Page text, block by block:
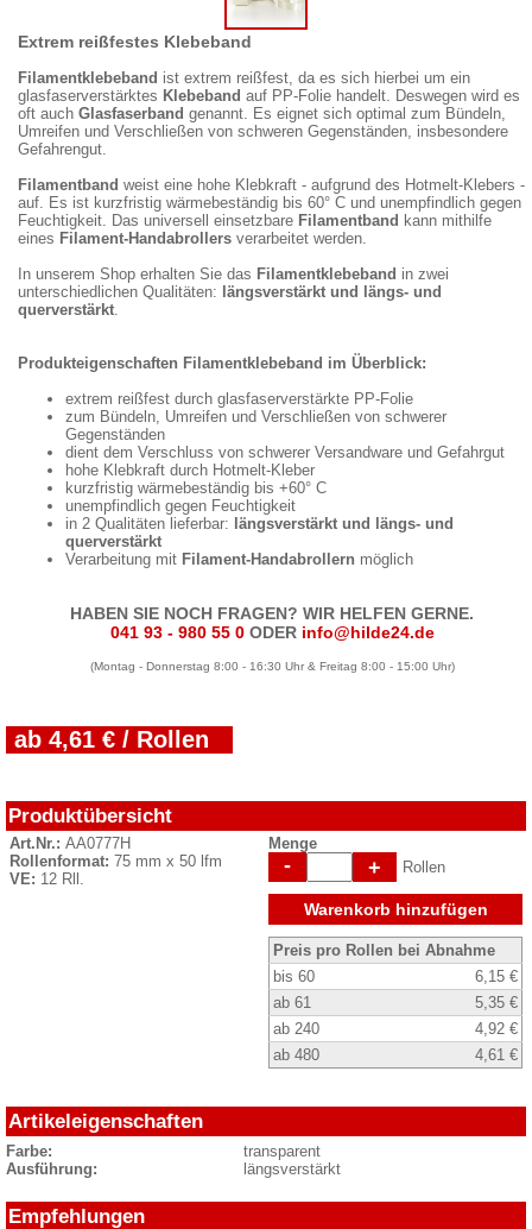
Extrem reißfestes Klebeband
Filamentklebeband ist extrem reißfest, da es sich hierbei um ein
glasfaserverstärktes Klebeband auf PP-Folie handelt. Deswegen wird es
oft auch Glasfaserband genannt. Es eignet sich optimal zum Bündeln,
Umreifen und Verschließen von schweren Gegenständen, insbesondere
Gefahrengut.
Filamentband weist eine hohe Klebkraft - aufgrund des Hotmelt-Klebers -
auf. Es ist kurzfristig wärmebeständig bis 60° C und unempfindlich gegen
Feuchtigkeit. Das universell einsetzbare Filamentband kann mithilfe
eines Filament-Handabrollers verarbeitet werden.
In unserem Shop erhalten Sie das Filamentklebeband in zwei
unterschiedlichen Qualitäten: längsverstärkt und längs- und
querverstärkt
Produkteigenschaften Filamentklebeband im Überblick:
extrem reißfest durch glasfaserverstärkte PP-Folie
zum Bündeln, Umreifen und Verschließen von schwerer
Gegenständen
dient dem Verschluss von schwerer Versandware und Gefahrgut
hohe Klebkraft durch Hotmelt-Kleber
kurzfristig wärmebeständig bis +60° C
unempfindlich gegen Feuchtigkeit
in 2 Qualitäten lieferbar: längsverstärkt und längs- und
querverstärkt
Verarbeitung mit Filament-Handabrollern möglich
HABEN SIE NOCH FRAGEN? WIR HELFEN GERNE.
041 93 - 980 55 0 ODER info@hilde24.de
(Montag - Donnerstag 8:00 - 16:30 Uhr & Freitag 8:00 - 15:00 Uhr)
ab 4,61 € / Rollen
Produktübersicht
Art.Nr.: AA0777H
Rollenformat: 75 mm x 50 lfm
VE: 12 Rll.
Menge
- + Rollen
Warenkorb hinzufügen
Preis pro Rollen bei Abnahme
bis 60
6,15 €
ab 61
5,35 €
ab 240
4,92 €
ab 480
4,61 €
Artikeleigenschaften
Farbe:
transparent
Ausführung:
längsverstärkt
Empfehlungen